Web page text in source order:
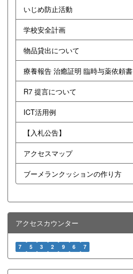
いじめ防止活動
学校安全計画
物品貸出について
療養報告 治癒証明 臨時与薬依頼書
R7 提言について
ICT活用例
【入札公告】
アクセスマップ
ブーメランクッションの作り方
アクセスカウンター
7 5 3 2 9 6 7